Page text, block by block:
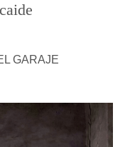
GARAJE